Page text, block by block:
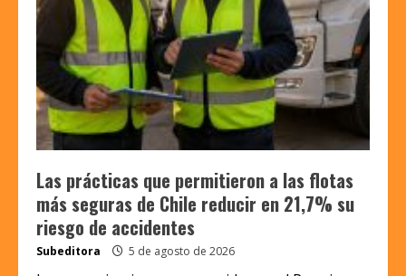
Las prácticas que permitieron a las flotas
más seguras de Chile reducir en 21,7% su
riesgo de accidentes
Subeditora 5 de agosto de 2026